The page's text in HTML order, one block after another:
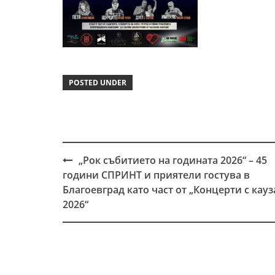
POSTED UNDER
Post
navigation
„Рок събитието на годината 2026“ – 45
години СПРИНТ и приятели гостува в
Благоевград като част от „Концерти с
2026“